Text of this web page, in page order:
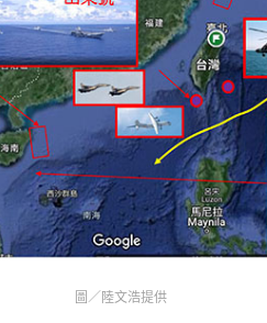
圖／陸文浩提供